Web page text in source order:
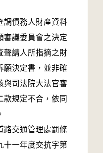
調債務人財產資料
審議委員會之決定
聲請人所指摘之財
願決定書，並非確
與司法院大法官審
款規定不合，依同
路交通管理處罰條
十一年度交抗字第